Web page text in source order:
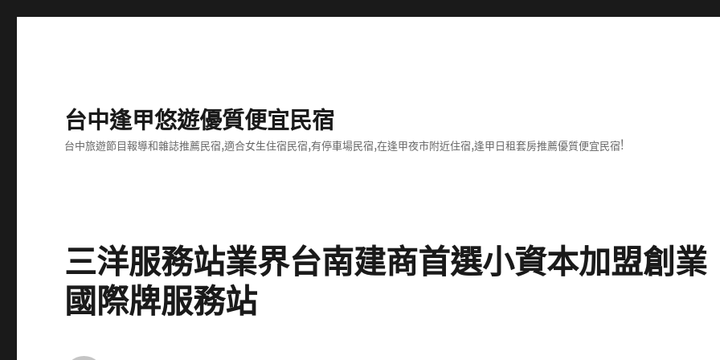
台中逢甲悠遊優質便宜民宿
台中旅遊節目報導和雜誌推薦民宿,適合女生住宿民宿,有停車場民宿,在逢甲夜市附近住宿,逢甲日租套房推薦優質便宜民宿!
三洋服務站業界台南建商首選小資本加盟創業
國際牌服務站